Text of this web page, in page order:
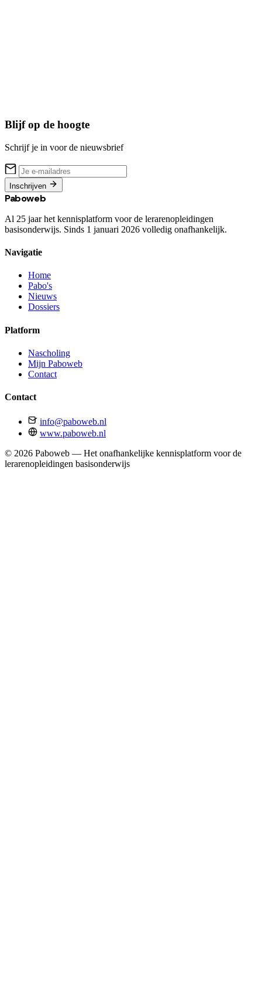
Blijf op de hoogte
Schrijf je in voor de nieuwsbrief
Inschrijven
Paboweb
Al 25 jaar het kennisplatform voor de lerarenopleidingen
basisonderwijs. Sinds 1 januari 2026 volledig onafhankelijk.
Navigatie
Home
Pabo's
Nieuws
Dossiers
Platform
Nascholing
Mijn Paboweb
Contact
Contact
info@paboweb.nl
www.paboweb.nl
© 2026 Paboweb — Het onafhankelijke kennisplatform voor de
lerarenopleidingen basisonderwijs